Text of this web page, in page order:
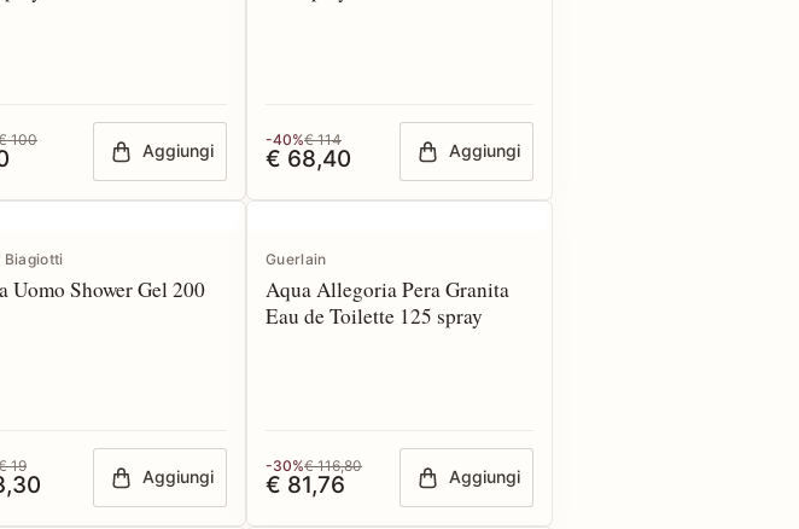
100
Aggiungi
-40%€ 114
€ 68,40 Aggiungi
Biagiotti
Uomo Shower Gel 200
19
Aggiungi
Guerlain
Aqua Allegoria Pera Granita
Eau de Toilette 125 spray
-30%€ 116,80
€ 81,76 Aggiungi